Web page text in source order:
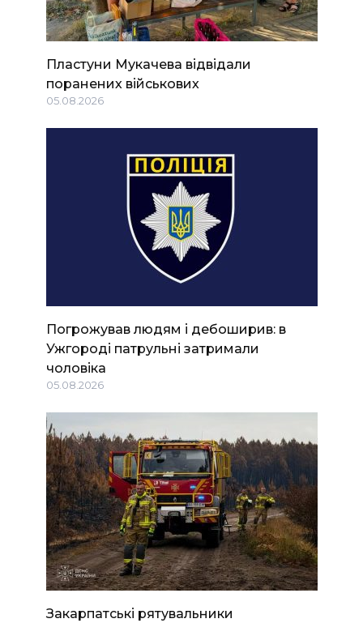
Пластуни Мукачева відвідали
поранених військових
05.08.2026
Погрожував людям і дебоширив: в
Ужгороді патрульні затримали
чоловіка
05.08.2026
Закарпатські рятувальники